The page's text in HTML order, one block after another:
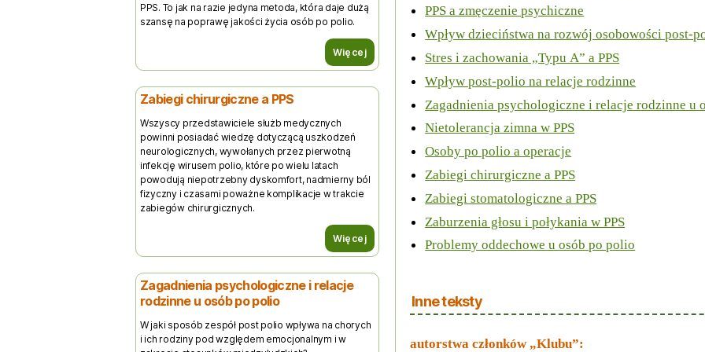
PPS. To jak na razie jedyna metoda, która daje dużą
szansę na poprawę jakości życia osób po polio.
Więcej
Zabiegi chirurgiczne a PPS
Wszyscy przedstawiciele służb medycznych
powinni posiadać wiedzę dotyczącą uszkodzeń
neurologicznych, wywołanych przez pierwotną
infekcję wirusem polio, które po wielu latach
powodują niepotrzebny dyskomfort, nadmierny ból
fizyczny i czasami poważne komplikacje w trakcie
zabiegów chirurgicznych.
Więcej
Zagadnienia psychologiczne i relacje
rodzinne u osób po polio
W jaki sposób zespół post polio wpływa na chorych
i ich rodziny pod względem emocjonalnym i w
PPS a zmęczenie psychiczne
Wpływ dzieciństwa na rozwój osobowości post-
Stres i zachowania „Typu A” a PPS
Wpływ post-polio na relacje rodzinne
Zagadnienia psychologiczne i relacje rodzinne u
Nietolerancja zimna w PPS
Osoby po polio a operacje
Zabiegi chirurgiczne a PPS
Zabiegi stomatologiczne a PPS
Zaburzenia głosu i połykania w PPS
Problemy oddechowe u osób po polio
Inne teksty
autorstwa członków „Klubu”: